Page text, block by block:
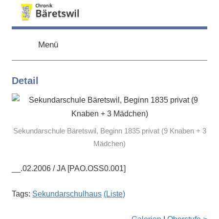
chronik-
baeretswil.ch
baeretswil.ch
Menü
Detail
Sekundarschule Bäretswil, Beginn 1835 privat (9 Knaben + 3
Mädchen)
__.02.2006 / JA [PAO.OSS0.001]
Tags: Sekundarschulhaus (Liste)